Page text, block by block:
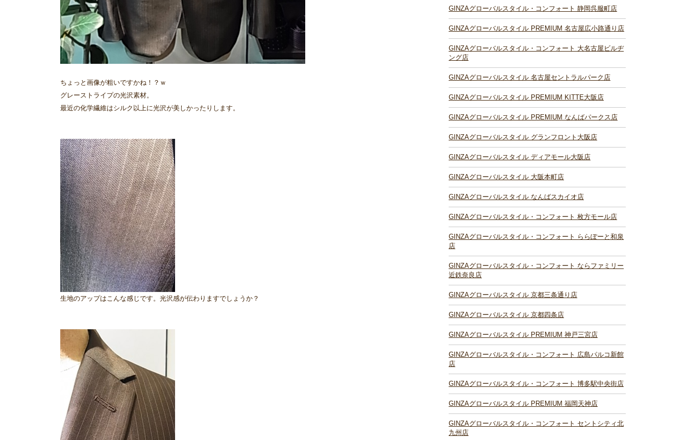
ちょっと画像が粗いですかね！？ｗ
グレーストライプの光沢素材。
最近の化学繊維はシルク以上に光沢が美しかったりします。
生地のアップはこんな感じです。光沢感が伝わりますでしょうか？
GINZAグローバルスタイル・コンフォート 静岡呉服町店
GINZAグローバルスタイル PREMIUM 名古屋広小路通り店
GINZAグローバルスタイル・コンフォート 大名古屋ビルヂ
ング店
GINZAグローバルスタイル 名古屋セントラルパーク店
GINZAグローバルスタイル PREMIUM KITTE大阪店
GINZAグローバルスタイル PREMIUM なんばパークス店
GINZAグローバルスタイル グランフロント大阪店
GINZAグローバルスタイル ディアモール大阪店
GINZAグローバルスタイル 大阪本町店
GINZAグローバルスタイル なんばスカイオ店
GINZAグローバルスタイル・コンフォート 枚方モール店
GINZAグローバルスタイル・コンフォート ららぽーと和泉
店
GINZAグローバルスタイル・コンフォート ならファミリー
近鉄奈良店
GINZAグローバルスタイル 京都三条通り店
GINZAグローバルスタイル 京都四条店
GINZAグローバルスタイル PREMIUM 神戸三宮店
GINZAグローバルスタイル・コンフォート 広島パルコ新館
店
GINZAグローバルスタイル・コンフォート 博多駅中央街店
GINZAグローバルスタイル PREMIUM 福岡天神店
GINZAグローバルスタイル・コンフォート セントシティ北
九州店